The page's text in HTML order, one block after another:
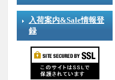
入荷案内&Sale情報登
録